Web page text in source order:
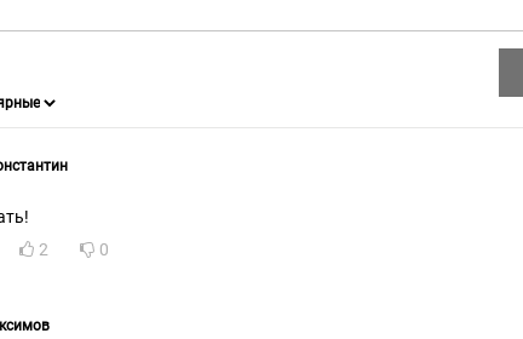
2 0